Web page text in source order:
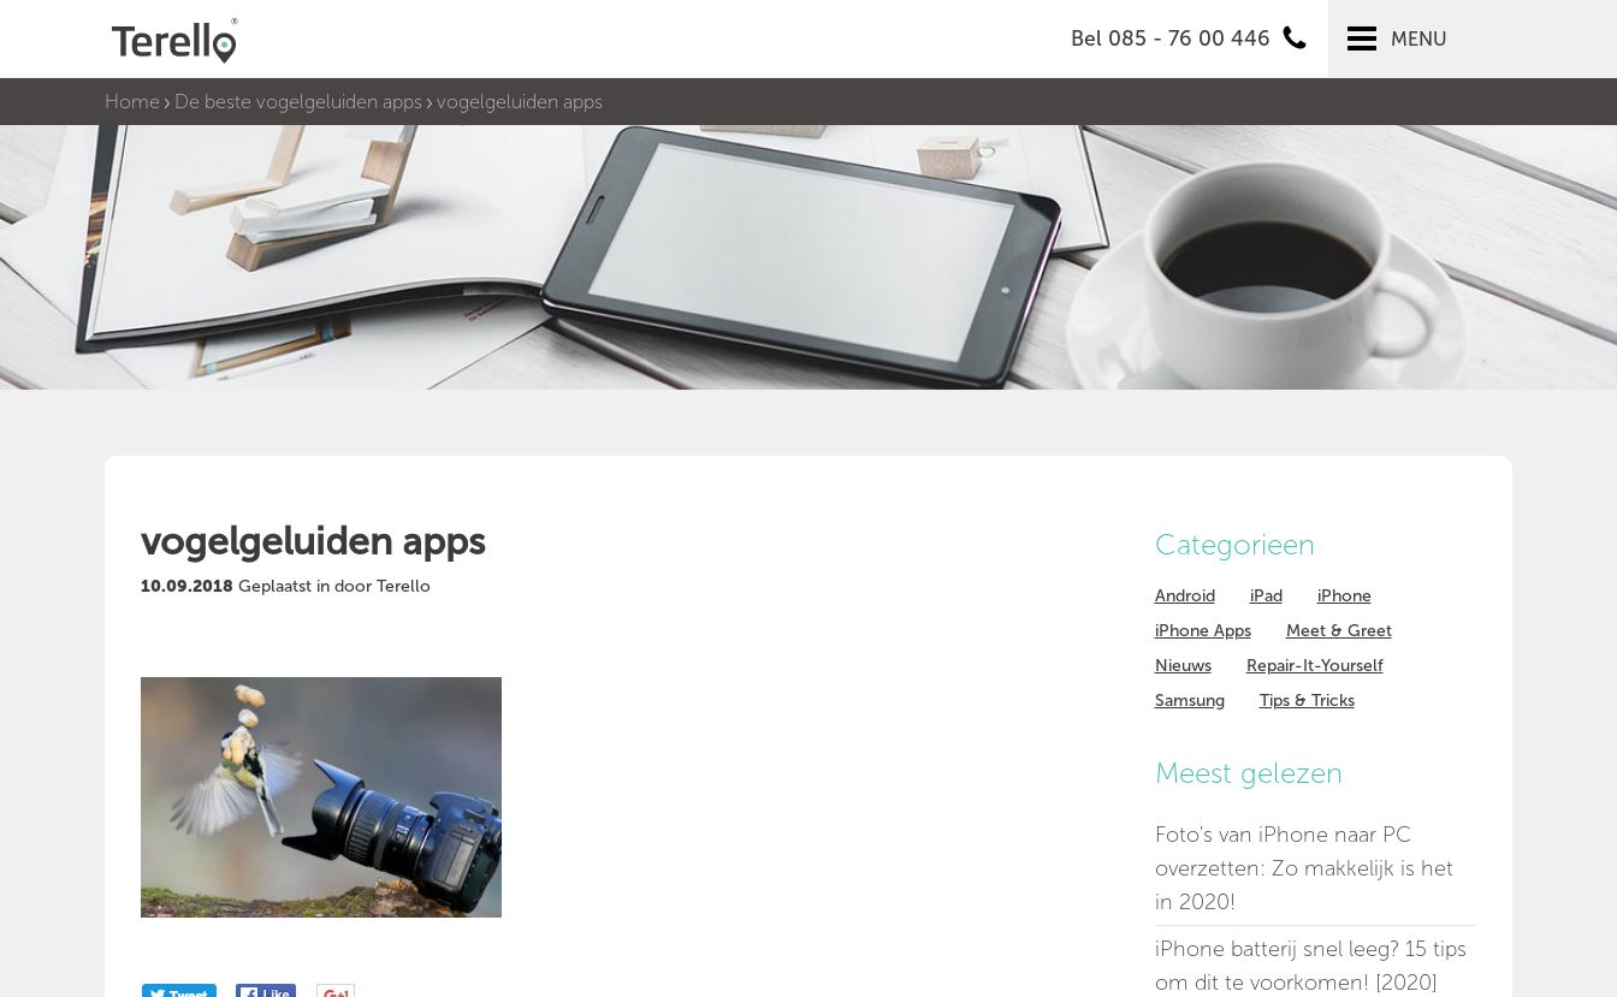
Bel 085 - 76 00 446 MENU
Home De beste vogelgeluiden apps vogelgeluiden apps
vogelgeluiden apps
10.09.2018 Geplaatst in door Terello
Categorieen
Android iPad
iPhone
iPhone Apps
Meet & Greet
Nieuws
Repair-It-Yourself
Samsung
Tips & Tricks
Meest gelezen
Foto's van iPhone naar PC
overzetten: Zo makkelijk is het
in 2020!
iPhone batterij snel leeg? 15 tips
om dit te voorkomen! [2020]